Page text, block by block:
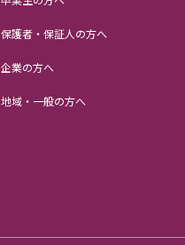
保護者・保証人の方へ
企業の方へ
地域・一般の方へ